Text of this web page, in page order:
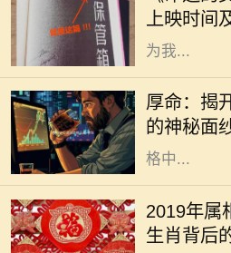
上映时间
上映，这部
为我...
厚命：揭
的神秘面
在中国传统
令人着迷且
命、风水，
索未来和命
格中...
2019年属
生肖背后
2019年是中
应的属相是
着财富与好
幸福的象征